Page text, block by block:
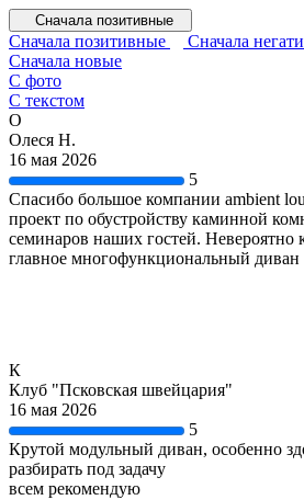
Сначала позитивные
Сначала позитивные Сначала
Сначала новые
С фото
С текстом
О
Олеся Н.
16 мая 2026
5
Спасибо большое компании ambient
проект по обустройству каминной
семинаров наших гостей.
главное многофункциональный диван
К
Клуб "Псковская швейцария"
16 мая 2026
5
Крутой модульный диван, особенно
разбирать под задачу
всем рекомендую